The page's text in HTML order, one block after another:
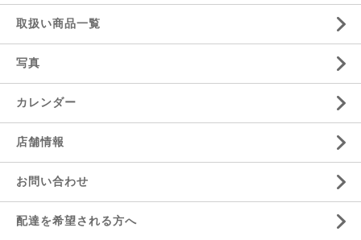
取扱い商品一覧
写真
カレンダー
店舗情報
お問い合わせ
配達を希望される方へ